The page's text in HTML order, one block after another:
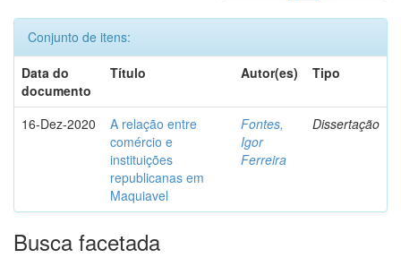
Conjunto de itens:
Data do
documento
Título Autor(es) Tipo
16-Dez-2020
A relação entre
comércio e
instituições
republicanas em
Maquiavel
Fontes,
Igor
Ferreira
Dissertação
Busca facetada